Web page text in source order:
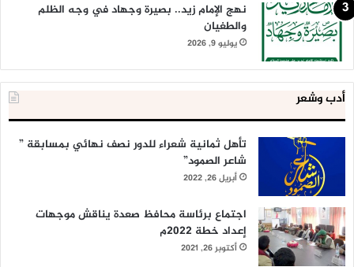
نهج الإمام زيد.. بصيرة وجهاد في وجه الظلم
والطغيان
يوليو 9, 2026
أدب وشعر
تأهل ثمانية شعراء للدور نصف نهائي بمسابقة ”
شاعر الصمود”
أبريل 26, 2022
اجتماع برئاسة محافظ صعدة يناقش موجهات
إعداد خطة 2022م
أكتوبر 26, 2021